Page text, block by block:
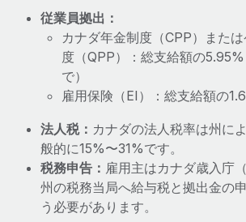
給与, 賃金は詐欺の特に魅力的な標的です。多
ム間で頻繁に移動しているためです。このた
を保護することは極めて重要です。...
詳細を見る
従業員拠出：
カナダ年金制度（CPP）また
度（QPP）：総支給額の
で）
雇用保険（EI）：総支給額の
法人税： カナダの法人税率は州に
般的に15%〜31%です。
税務申告： 雇用主はカナダ歳入庁
州の税務当局へ給与税と拠出金の
う必要があります。